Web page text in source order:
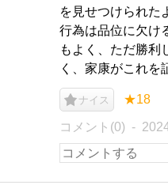
を見せつけられた
行為は品位に欠け
もよく、ただ勝利
く、家康がこれを
ナイス ★18
コメント(0)